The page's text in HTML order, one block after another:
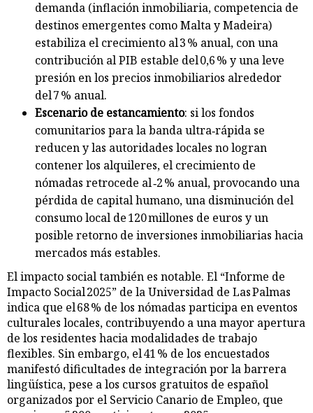
demanda (inflación inmobiliaria, competencia de
destinos emergentes como Malta y Madeira)
estabiliza el crecimiento al 3 % anual, con una
contribución al PIB estable del 0,6 % y una leve
presión en los precios inmobiliarios alrededor
del 7 % anual.
Escenario de estancamiento: si los fondos
comunitarios para la banda ultra‑rápida se
reducen y las autoridades locales no logran
contener los alquileres, el crecimiento de
nómadas retrocede al ‑2 % anual, provocando una
pérdida de capital humano, una disminución del
consumo local de 120 millones de euros y un
posible retorno de inversiones inmobiliarias hacia
mercados más estables.
El impacto social también es notable. El “Informe de
Impacto Social 2025” de la Universidad de Las Palmas
indica que el 68 % de los nómadas participa en eventos
culturales locales, contribuyendo a una mayor apertura
de los residentes hacia modalidades de trabajo
flexibles. Sin embargo, el 41 % de los encuestados
manifestó dificultades de integración por la barrera
lingüística, pese a los cursos gratuitos de español
organizados por el Servicio Canario de Empleo, que